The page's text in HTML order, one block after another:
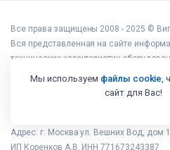
Все права защищены 2008 - 2025 ©
Вся представленная на сайте
технических характеристик
возможностей подключения, наличия
услуг, носит информационный
является публичной офертой,
Адрес: г. Москва ул. Вешних Вод, дом
ИП Коренков А.В. ИНН 771673243387
Мы используем файлы cookie,
сайт для Вас!